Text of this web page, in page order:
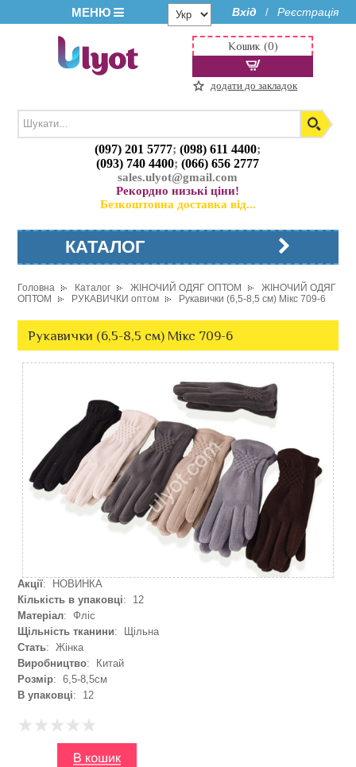
МЕНЮ Вхід / Реєстрація
(097) 201 5777;(098) 611 4400;
(093) 740 4400;(066) 656 2777
sales.ulyot@gmail.com
Рекордно низькі ціни!
Безкоштовна доставка від...
Кошик (0)
додати до закладок
КАТАЛОГ
Головна Каталог ЖІНОЧИЙ ОДЯГ ОПТОМ
ЖІНОЧИЙ ОДЯГ
ОПТОМ
РУКАВИЧКИ оптом Рукавички (6,5-8,5 см) Мікс 709-6
Рукавички (6,5-8,5 см) Мікс 709-6
Акції: НОВИНКА
Кількість в упаковці: 12
Матеріал: Фліс
Щільність тканини: Щільна
Стать: Жінка
Виробництво: Китай
Розмір: 6,5-8,5см
В упаковці: 12